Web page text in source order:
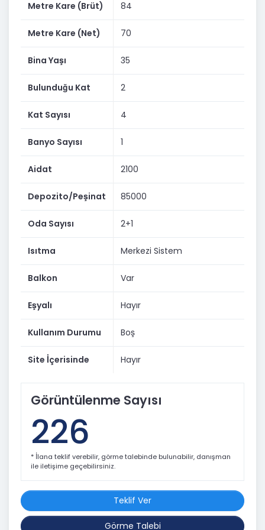
Metre Kare (Brüt) 84
Metre Kare (Net) 70
Bina Yaşı 35
Bulunduğu Kat 2
Kat Sayısı 4
Banyo Sayısı 1
Aidat 2100
Depozito/Peşinat 85000
Oda Sayısı 2+1
Isıtma Merkezi Sistem
Balkon Var
Eşyalı Hayır
Kullanım Durumu Boş
Site İçerisinde Hayır
Görüntülenme Sayısı
226
* İlana teklif verebilir, görme talebinde bulunabilir, danışman
ile iletişime geçebilirsiniz.
Teklif Ver
Görme Talebi